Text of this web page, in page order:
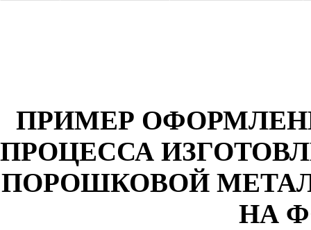
ПРИМЕР
ПРОЦЕССА
ПОРОШКОВОЙ
НА